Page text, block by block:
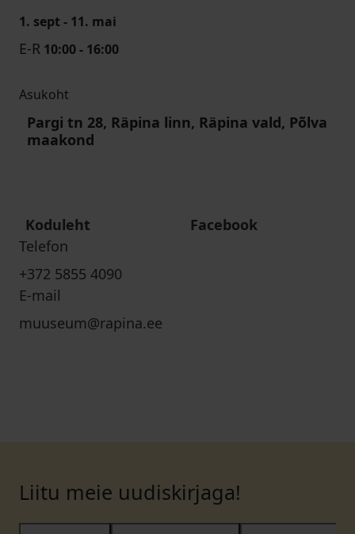
1. sept - 11. mai
E-R 10:00 - 16:00
Asukoht
Pargi tn 28, Räpina linn, Räpina vald, Põlva
maakond
Koduleht
Facebook
Telefon
+372 5855 4090
E-mail
muuseum@rapina.ee
Liitu meie uudiskirjaga!